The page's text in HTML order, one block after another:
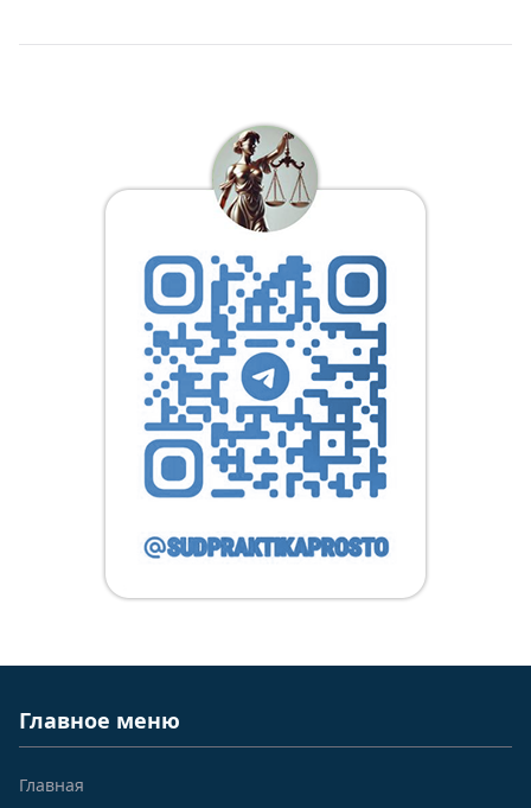
Главное меню
Главная